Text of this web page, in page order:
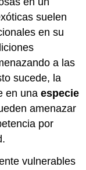
suelen
en su
a las
sucede, la
en unaespecie
amenazar
por
vulnerables